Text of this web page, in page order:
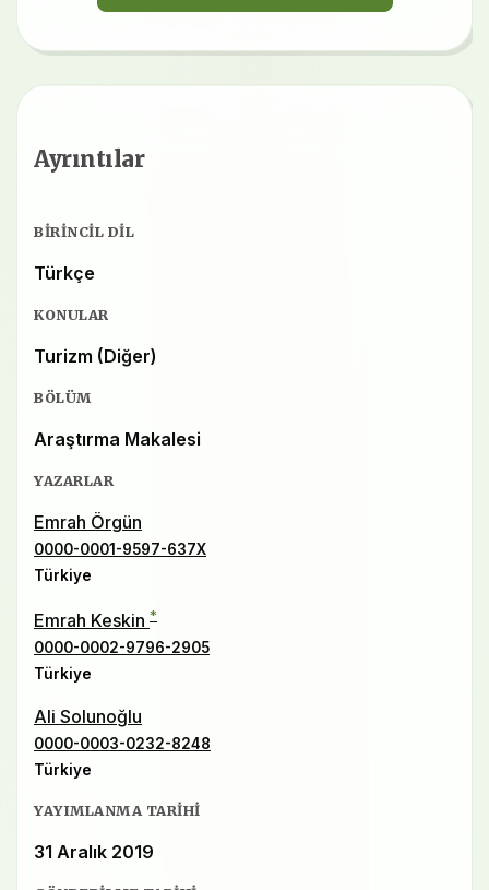
Ayrıntılar
BIRINCIL DIL
Türkçe
KONULAR
Turizm (Diğer)
BÖLÜM
Araştırma Makalesi
YAZARLAR
Emrah Örgün
0000-0001-9597-637X
Türkiye
Emrah Keskin *
0000-0002-9796-2905
Türkiye
Ali Solunoğlu
0000-0003-0232-8248
Türkiye
YAYIMLANMA TARIHI
31 Aralık 2019